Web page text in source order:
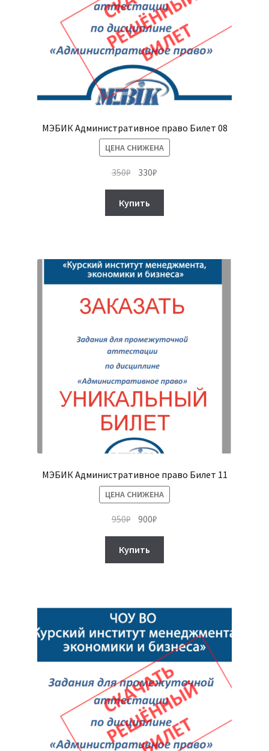
МЭБИК Административное право Билет 08
ЦЕНА СНИЖЕНА
350₽ Первоначальная
составляла
350₽.
330₽
Купить
МЭБИК Административное право Билет 11
ЦЕНА СНИЖЕНА
950₽ Первоначальная
цена
составляла
950₽.
900₽
цена:
Купить